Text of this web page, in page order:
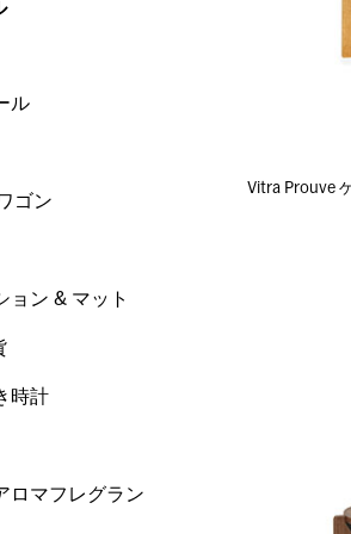
Vitra Prouve
ル
ゴン
ョン & マット
時計
ロマフレグラン